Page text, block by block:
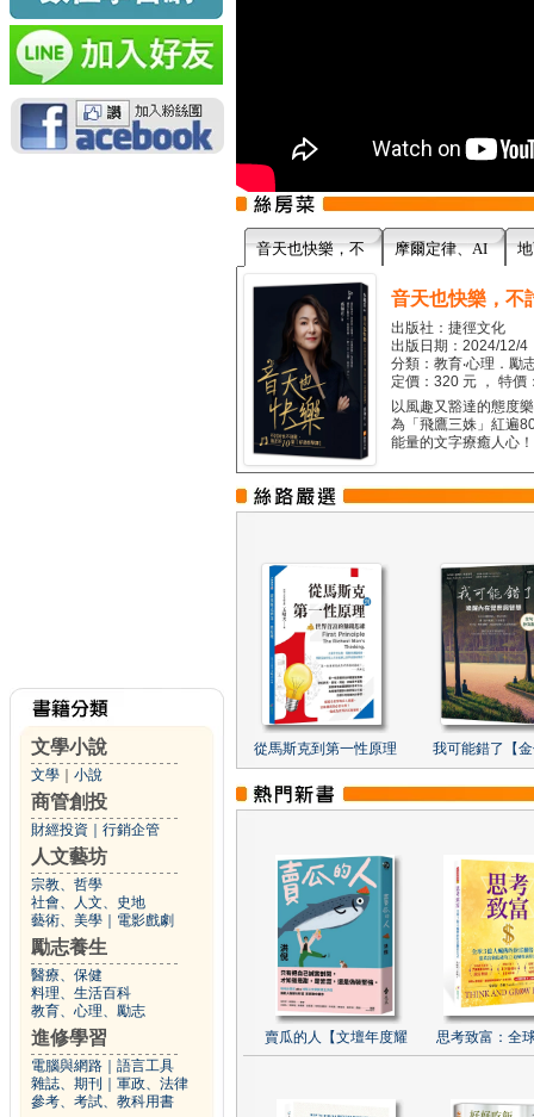
文學小說
文學 小說
商管創投
財經投資 行銷企管
人文藝坊
宗教、哲學
社會、人文、史地
藝術、美學
電影戲劇
勵志養生
醫療、保健
料理、生活百科
教育、心理、勵志
進修學習
電腦與網路
語言工具
雜誌、期刊
軍政、法律
參考、考試、教科用書
音天也快樂，不 摩爾定律、AI
音天也快樂，不
出版社：捷徑文化
出版日期：2024/12/4
分類：教育‧心理．勵
定價：320 元 ， 特價
以風趣又豁達的態度
為「飛鷹三姝」紅遍
能量的文字療癒人心
從馬斯克到第一性原理 我可能錯了【
賣瓜的人【文壇年度耀 思考致富：全